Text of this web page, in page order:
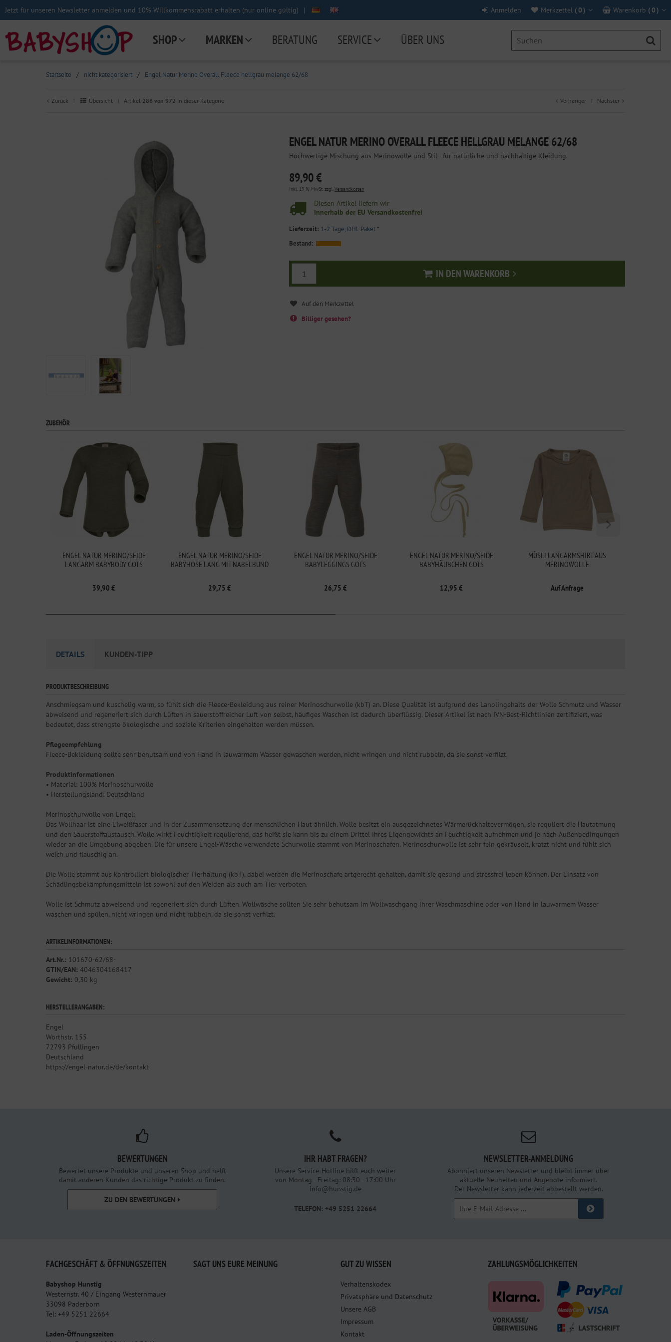
Jetzt für unseren Newsletter anmelden und 10% Willkommensrabatt erhalten (nur online gültig) | Warenkorb (0 )
Merkzettel (0 )
Anmelden
SHOP MARKEN BERATUNG SERVICE ÜBER UNS
Startseite / nicht kategorisiert / Engel Natur Merino Overall Fleece hellgrau melange 62/68
Zurück | Übersicht | Artikel 286 von 972 in dieser Kategorie Vorheriger | Nächster
ENGEL NATUR MERINO OVERALL FLEECE HELLGRAU MELANGE 62/68
Hochwertige Mischung aus Merinowolle und Stil - für natürliche und nachhaltige Kleidung.
89,90 €
inkl. 19 % MwSt. zzgl.Versandkosten
Diesen Artikel liefern wir
innerhalb der EU Versandkostenfrei
Lieferzeit: 1-2 Tage, DHL Paket*
Bestand:
IN DEN WARENKORB
In den Warenkorb
Billiger gesehen?
ZUBEHÖR
ENGEL NATUR MERINO/SEIDE
LANGARM BABYBODY GOTS
39,90 €
ENGEL NATUR MERINO/SEIDE
BABYHOSE LANG MIT NABELBUND
29,75 €
ENGEL NATUR MERINO/SEIDE
BABYLEGGINGS GOTS
26,75 €
ENGEL NATUR MERINO/SEIDE
BABYHÄUBCHEN GOTS
12,95 €
MÜSLI LANGARMSHIRT AUS
MERINOWOLLE
Auf Anfrage
DETAILS KUNDEN-TIPP
PRODUKTBESCHREIBUNG
Anschmiegsam und kuschelig warm, so fühlt sich die Fleece-Bekleidung aus reiner Merinoschurwolle (kbT) an. Diese Qualität ist aufgrund des Lanolingehalts der Wolle Schmutz und Wasser
abweisend und regeneriert sich durch Lüften in sauerstoffreicher Luft von selbst, häufiges Waschen ist dadurch überflüssig. Dieser Artikel ist nach IVN-Best-Richtlinien zertifiziert, was
bedeutet, dass strengste ökologische und soziale Kriterien eingehalten werden müssen.
Pflegeempfehlung
Fleece-Bekleidung sollte sehr behutsam und von Hand in lauwarmem Wasser gewaschen werden, nicht wringen und nicht rubbeln, da sie sonst verfilzt.
Produktinformationen
• Material: 100% Merinoschurwolle
• Herstellungsland: Deutschland
Merinoschurwolle von Engel:
Das Wollhaar ist eine Eiweißfaser und in der Zusammensetzung der menschlichen Haut ähnlich. Wolle besitzt ein ausgezeichnetes Wärmerückhaltevermögen, sie reguliert die Hautatmung
und den Sauerstoffaustausch. Wolle wirkt Feuchtigkeit regulierend, das heißt sie kann bis zu einem Drittel ihres Eigengewichts an Feuchtigkeit aufnehmen und je nach Außenbedingungen
wieder an die Umgebung abgeben. Die für unsere Engel-Wäsche verwendete Schurwolle stammt von Merinoschafen. Merinoschurwolle ist sehr fein gekräuselt, kratzt nicht und fühlt sich
weich und flauschig an.
Die Wolle stammt aus kontrolliert biologischer Tierhaltung (kbT), dabei werden die Merinoschafe artgerecht gehalten, damit sie gesund und stressfrei leben können. Der Einsatz von
Schädlingsbekämpfungsmitteln ist sowohl auf den Weiden als auch am Tier verboten.
Wolle ist Schmutz abweisend und regeneriert sich durch Lüften. Wollwäsche sollten Sie sehr behutsam im Wollwaschgang ihrer Waschmaschine oder von Hand in lauwarmem Wasser
waschen und spülen, nicht wringen und nicht rubbeln, da sie sonst verfilzt.
ARTIKELINFORMATIONEN:
Art.Nr.: 101670-62/68-
GTIN/EAN: 4046304168417
Gewicht: 0,30 kg
HERSTELLERANGABEN:
Engel
Wörthstr. 155
72793 Pfullingen
Deutschland
https://engel-natur.de/de/kontakt
BEWERTUNGEN
Bewertet unsere Produkte und unseren Shop und helft
damit anderen Kunden das richtige Produkt zu finden.
ZU DEN BEWERTUNGEN
IHR HABT FRAGEN?
Unsere Service-Hotline hilft euch weiter
von Montag - Freitag: 08:30 - 17:00 Uhr
info@hunstig.de
TELEFON: +49 5251 22664
NEWSLETTER-ANMELDUNG
Abonniert unseren Newsletter und bleibt immer über
aktuelle Neuheiten und Angebote informiert.
Der Newsletter kann jederzeit abbestellt werden.
FACHGESCHÄFT & ÖFFNUNGSZEITEN
Babyshop Hunstig
Westernstr. 40 / Eingang Westernmauer
33098 Paderborn
Tel: +49 5251 22664
Laden-Öffnungszeiten
SAGT UNS EURE MEINUNG GUT ZU WISSEN
Verhaltenskodex
Privatsphäre und Datenschutz
Unsere AGB
Impressum
Kontakt
ZAHLUNGSMÖGLICHKEITEN